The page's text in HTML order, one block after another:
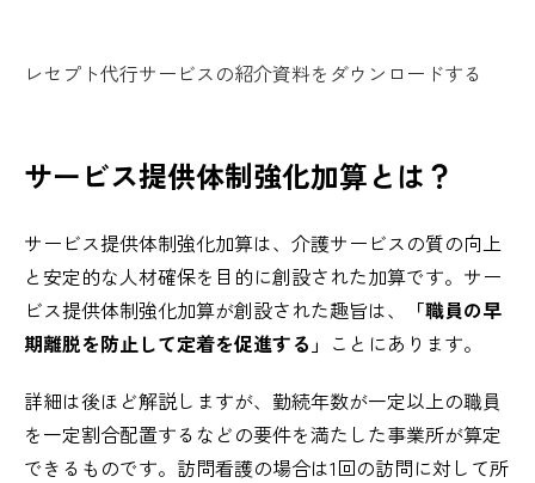
レセプト代行サービスの紹介資料をダウンロードする
サービス提供体制強化加算とは？
サービス提供体制強化加算は、介護サービスの質の向上
と安定的な人材確保を目的に創設された加算です。サー
ビス提供体制強化加算が創設された趣旨は、
「職員の早
期離脱を防止して定着を促進する」 ことにあります。
詳細は後ほど解説しますが、勤続年数が一定以上の職員
を一定割合配置するなどの要件を満たした事業所が算定
できるものです。訪問看護の場合は1回の訪問に対して所